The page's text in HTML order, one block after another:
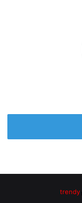
trendy